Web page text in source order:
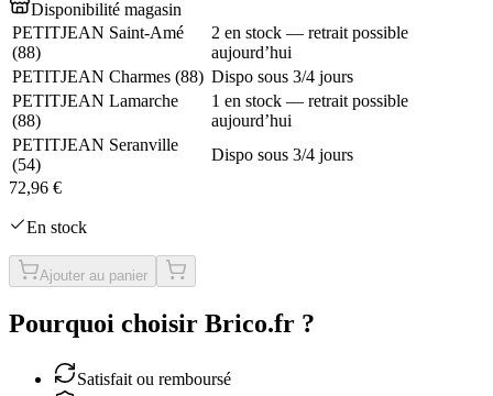
Disponibilité magasin
PETITJEAN Saint-Amé
(88)
2 en stock — retrait possible
aujourd’hui
PETITJEAN Charmes (88) Dispo sous 3/4 jours
PETITJEAN Lamarche
(88)
1 en stock — retrait possible
aujourd’hui
PETITJEAN Seranville
(54)
Dispo sous 3/4 jours
72,96 €
En stock
Ajouter au panier
Pourquoi choisir Brico.fr ?
Satisfait ou remboursé